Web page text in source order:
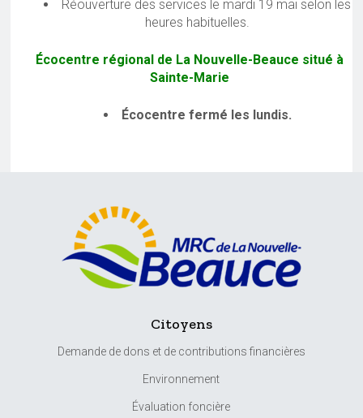
Réouverture des services le mardi 19 mai selon les
heures habituelles.
Écocentre régional de La Nouvelle-Beauce situé à
Sainte-Marie
Écocentre fermé les lundis.
Citoyens
Demande de dons et de contributions financières
Environnement
Évaluation foncière